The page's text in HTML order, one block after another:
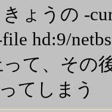
ょうの -
file hd:9/
って、その
てしまう